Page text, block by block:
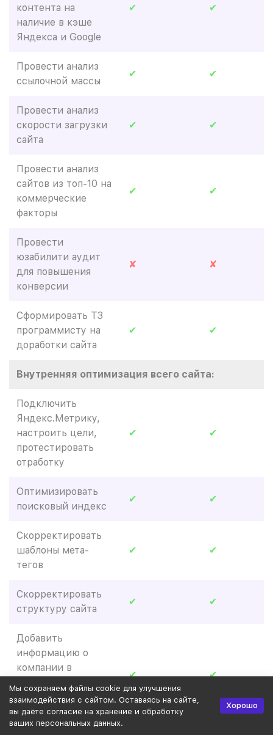
контента на
наличие в кэше
Яндекса и Google
✔ ✔
Провести анализ
ссылочной массы
✔ ✔
Провести анализ
скорости загрузки
сайта
✔ ✔
Провести анализ
сайтов из топ-10 на
коммерческие
факторы
✔ ✔
Провести
юзабилити аудит
для повышения
конверсии
✘ ✘
Сформировать ТЗ
программисту на
доработки сайта
✔ ✔
Внутренняя оптимизация всего сайта:
Подключить
Яндекс.Метрику,
настроить цели,
протестировать
отработку
✔ ✔
Оптимизировать
поисковый индекс
✔ ✔
Скорректировать
шаблоны мета-
тегов
✔ ✔
Скорректировать
структуру сайта
✔ ✔
Добавить
информацию о
компании в
Яндекс.Справочник,
Google Мой бизнес
и 2ГИС
✔ ✔
Мы сохраняем файлы cookie для улучшения
взаимодействия с сайтом. Оставаясь на сайте,
вы даёте согласие на хранение и обработку
ваших персональных данных.
Хорошо